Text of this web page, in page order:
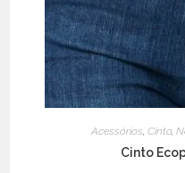
Acessórios Cinto,
Cinto